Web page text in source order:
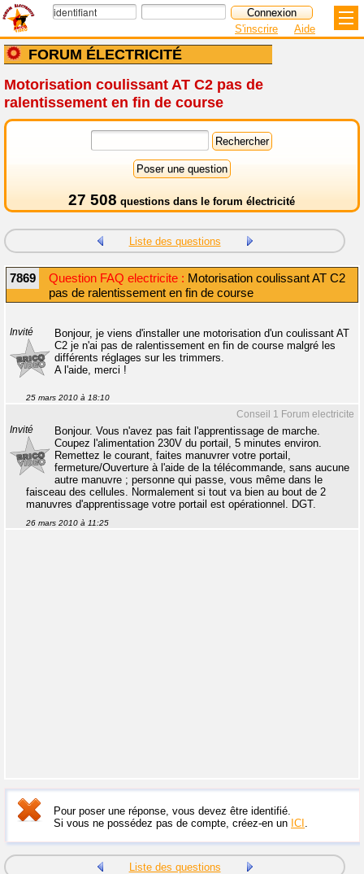
FORUM ÉLECTRICITÉ
S'inscrire Aide
Motorisation coulissant AT C2 pas de
ralentissement en fin de course
27 508 questions dans le forum électricité
Liste des questions
7869 Question FAQ electricite : Motorisation coulissant AT C2
pas de ralentissement en fin de course
Invité
Bonjour, je viens d'installer une motorisation d'un coulissant AT
C2 je n'ai pas de ralentissement en fin de course malgré les
différents réglages sur les trimmers.
A l'aide, merci !
25 mars 2010 à 18:10
Conseil 1 Forum electricite
Invité
Bonjour. Vous n'avez pas fait l'apprentissage de marche.
Coupez l'alimentation 230V du portail, 5 minutes environ.
Remettez le courant, faites manuvrer votre portail,
fermeture/Ouverture à l'aide de la télécommande, sans aucune
autre manuvre ; personne qui passe, vous même dans le
faisceau des cellules. Normalement si tout va bien au bout de 2
manuvres d'apprentissage votre portail est opérationnel. DGT.
26 mars 2010 à 11:25
Pour poser une réponse, vous devez être identifié.
Si vous ne possédez pas de compte, créez-en un ICI .
Liste des questions